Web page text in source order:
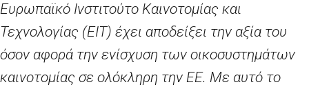
Ευρωπαϊκό Ινστιτούτο Καινοτομίας και
Τεχνολογίας (EIT) έχει αποδείξει την αξία του
όσον αφορά την ενίσχυση των οικοσυστημάτων
καινοτομίας σε ολόκληρη την ΕΕ. Με αυτό το